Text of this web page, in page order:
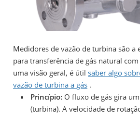
Medidores de vazão de turbina são a
para transferência de gás natural
uma visão geral, é útil saber algo
vazão de turbina a gás .
Princípio: O fluxo de gás gira
(turbina). A velocidade de